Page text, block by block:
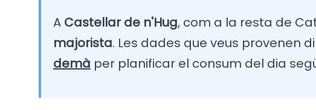
A Castellar de n'Hug, com a la resta de
majorista. Les dades que veus provenen
demà per planificar el consum del dia